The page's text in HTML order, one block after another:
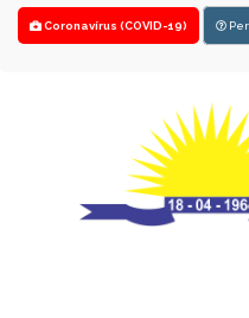
Coronavírus (COVID-19)